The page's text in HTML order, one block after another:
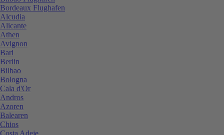
Bordeaux Flughafen
Alcudia
Alicante
Athen
Avignon
Bari
Berlin
Bilbao
Bologna
Cala d'Or
Andros
Azoren
Balearen
Chios
Costa Adeje